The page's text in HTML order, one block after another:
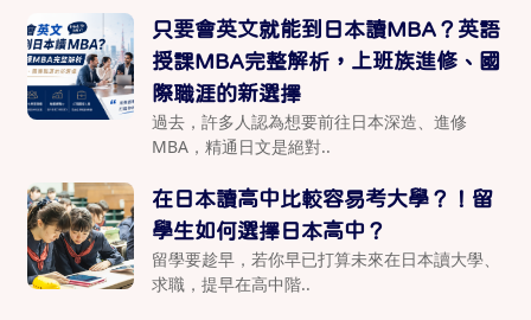
只要會英文就能到日本讀MBA？英語
授課MBA完整解析，上班族進修、國
際職涯的新選擇
過去，許多人認為想要前往日本深造、進修
MBA，精通日文是絕對..
在日本讀高中比較容易考大學？！留
學生如何選擇日本高中？
留學要趁早，若你早已打算未來在日本讀大學、
求職，提早在高中階..